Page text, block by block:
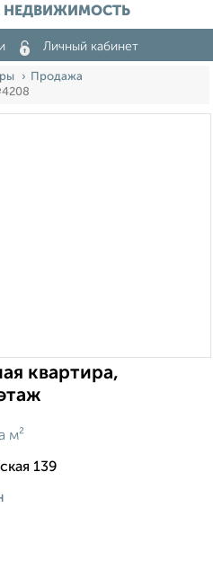
НЕДВИЖИМОСТЬ
Личный кабинет
Продажа
квартира,
м²
139